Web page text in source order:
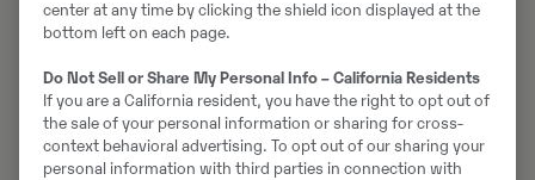
22 Juni 2026 | News
Låt Swecon sälja maskinen – och gör en god affär
02 Juni 2026 | News
Volvo Penta hos Swecon - ett tajt team med
kundfokus
center at any time by clicking the shield icon displayed at the
bottom left on each page.
Do Not Sell or Share My Personal Info – California Residents
If you are a California resident, you have the right to opt out of
the sale of your personal information or sharing for cross-
context behavioral advertising. To opt out of our sharing your
personal information with third parties in connection with